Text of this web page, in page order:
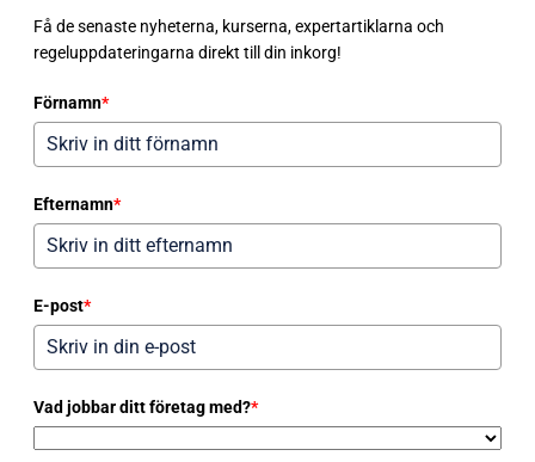
Få de senaste nyheterna, kurserna, expertartiklarna och
regeluppdateringarna direkt till din inkorg!
Förnamn*
Efternamn*
E-post*
Vad jobbar ditt företag med?*